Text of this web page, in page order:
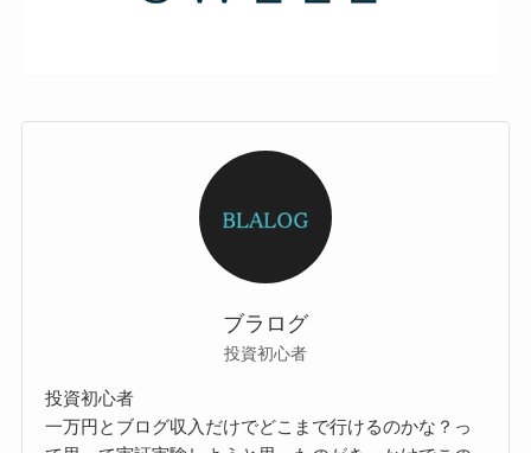
ブラログ
投資初心者
投資初心者
一万円とブログ収入だけでどこまで行けるのかな？っ